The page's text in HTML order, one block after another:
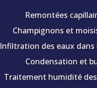
Remontées
Champignons et
Infiltration des eaux dans
Condensation et
Traitement humidité